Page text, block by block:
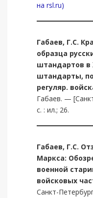
на rsl.ru)
Габаев, Г.С.
образца
штандартов в
штандарты,
регуляр.
Габаев. —
с. : ил.; 26.
Габаев, Г.С.
Маркса:
военной
войсковых
Санкт-